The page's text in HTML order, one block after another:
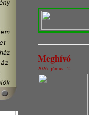
Meghívó
2026. június 12.